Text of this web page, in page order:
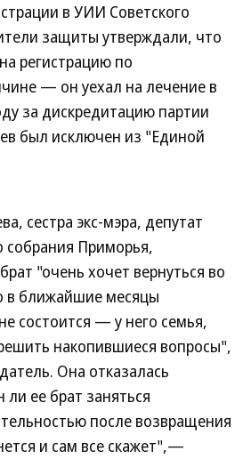
в УИИ Советского
защиты утверждали, что
регистрацию по
— он уехал на лечение в
за дискредитацию партии
был исключен из "Единой
сестра экс-мэра, депутат
собрания Приморья,
"очень хочет вернуться во
в ближайшие месяцы
состоится — у него семья,
накопившиеся вопросы",
Она отказалась
ее брат заняться
после возвращения
и сам все скажет",—